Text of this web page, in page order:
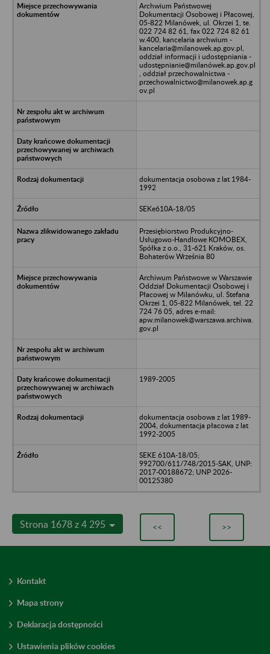
Archwium Państwowej
Dokumentacji Osobowej i Płacowej,
05-822 Milanówek, ul. Okrzei 1, te.
022 724 82 61, fax 022 724 82 61
w.400, kancelaria archwium -
kancelaria@milanowek.ap.gov.pl,
oddział informacji i udostępniania -
udostępnianie@milanówek.ap.gov.pl
, oddział przechowalnictwa -
przechowalnictwo@milanowek.ap.g
ov.pl
dokumentacja osobowa z lat 1984-
1992
SEKe610A-18/05
Przesiębiorstwo Produkcyjno-
Usługowo-Handlowe KOMOBEX,
Spółka z o.o., 31-621 Kraków, os.
Bohaterów Września 80
Archiwum Państwowe w Warszawie
Oddział Dokumentacji Osobowej i
Płacowej w Milanówku, ul. Stefana
Okrzei 1, 05-822 Milanówek, tel. 22
724 76 05, adres e-mail:
apw.milanowek@warszawa.archiwa.
gov.pl
1989-2005
dokumentacja osobowa z lat 1989-
2004, dokumentacja płacowa z lat
1992-2005
SEKE 610A-18/05;
992700/611/748/2015-SAK, UNP:
2017-00188672; UNP 2026-
00125380
Strona 1678 z 4 295 << >>
Kontakt
Mapa strony
Deklaracja dostępności
Ustawienia plików cookies